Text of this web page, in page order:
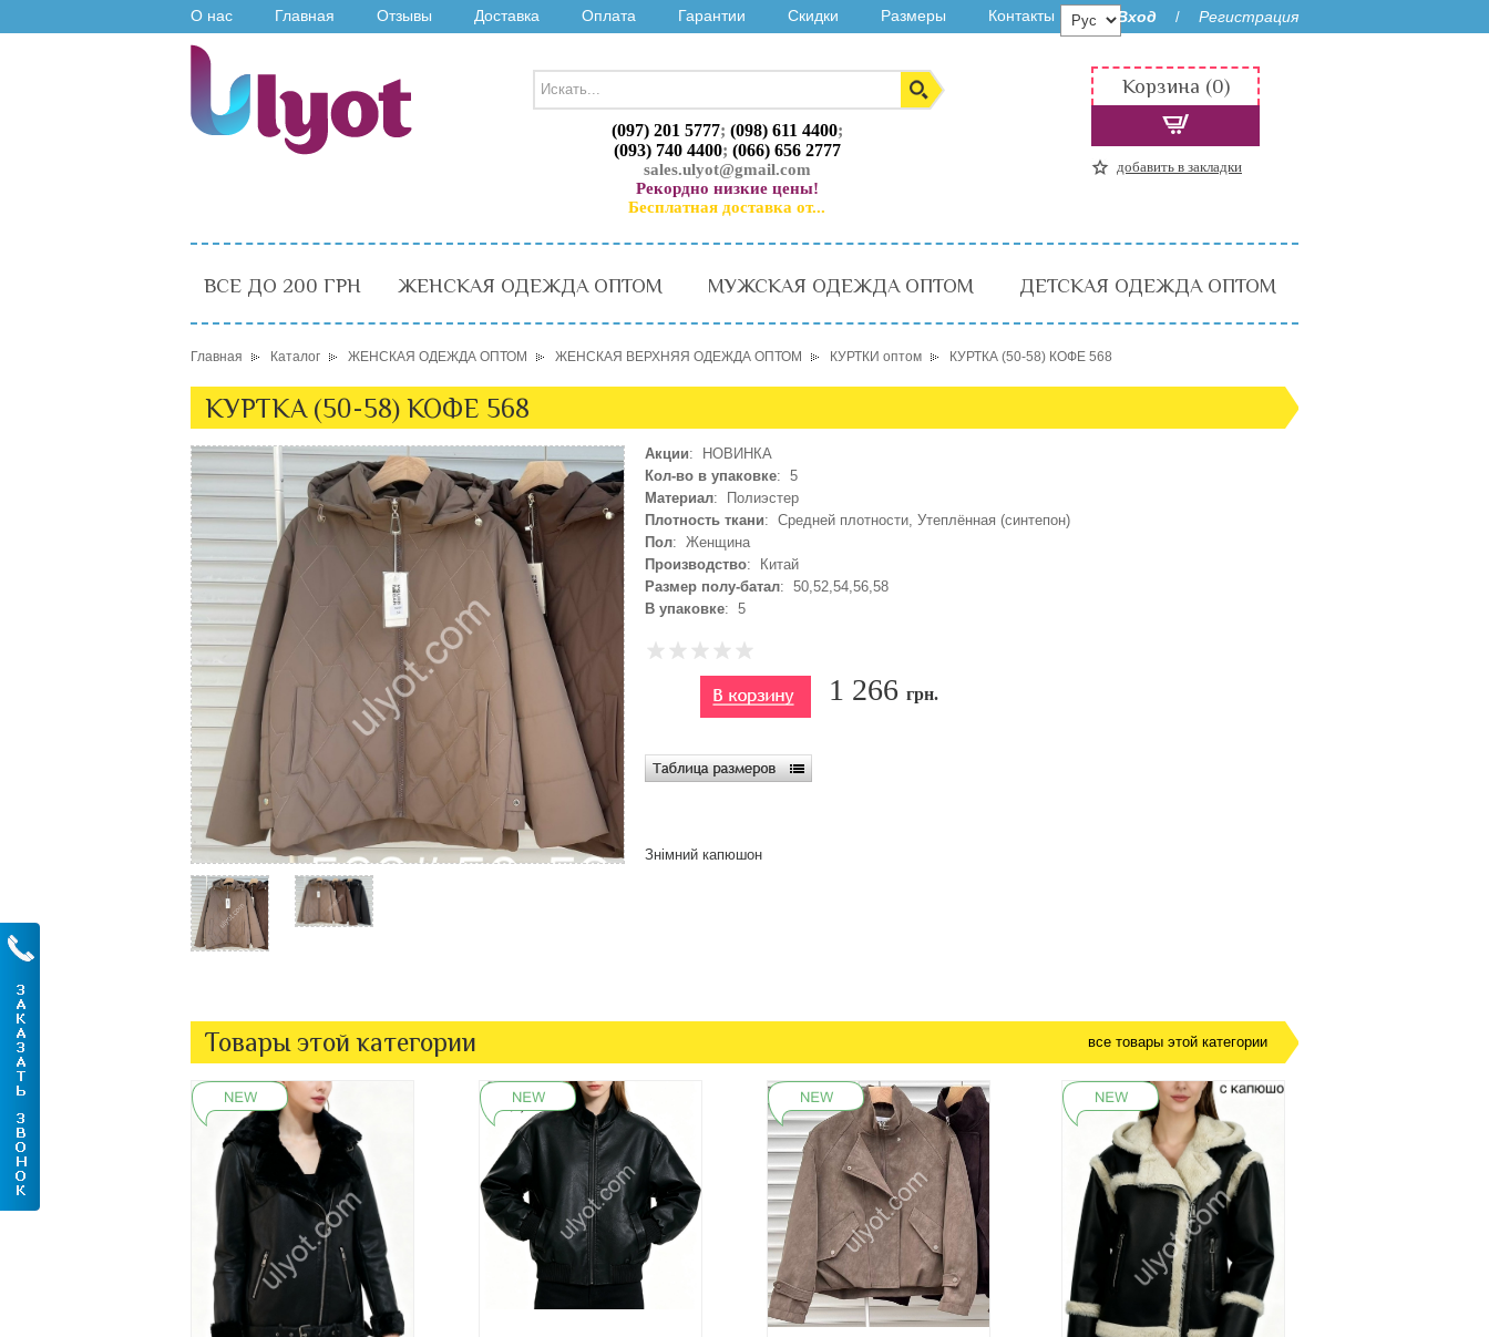
О нас Главная Отзывы Доставка Оплата Гарантии Скидки Размеры Контакты Вход / Регистрация
(097) 201 5777; (098) 611 4400;
(093) 740 4400; (066) 656 2777
sales.ulyot@gmail.com
Рекордно низкие цены!
Бесплатная доставка от...
Корзина (0)
добавить в закладки
ВСЕ ДО 200 ГРН ЖЕНСКАЯ ОДЕЖДА ОПТОМ МУЖСКАЯ ОДЕЖДА ОПТОМ ДЕТСКАЯ ОДЕЖДА ОПТОМ
Главная Каталог ЖЕНСКАЯ ОДЕЖДА ОПТОМ ЖЕНСКАЯ ВЕРХНЯЯ ОДЕЖДА ОПТОМ КУРТКИ оптом КУРТКА (50-58) КОФЕ 568
КУРТКА (50-58) КОФЕ 568
Акции: НОВИНКА
Кол-во в упаковке: 5
Материал: Полиэстер
Плотность ткани: Средней плотности, Утеплённая (синтепон)
Пол: Женщина
Производство: Китай
Размер полу-батал: 50,52,54,56,58
В упаковке: 5
1 266 грн.
Знімний капюшон
Товары этой категории все товары этой категории